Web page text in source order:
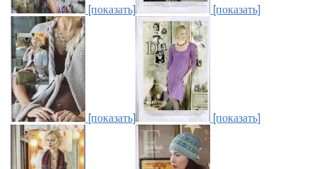
[показать] [показать]
[показать] [показать]